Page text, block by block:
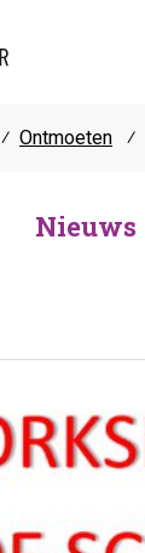
⁄ Ontmoeten ⁄
Nieuws